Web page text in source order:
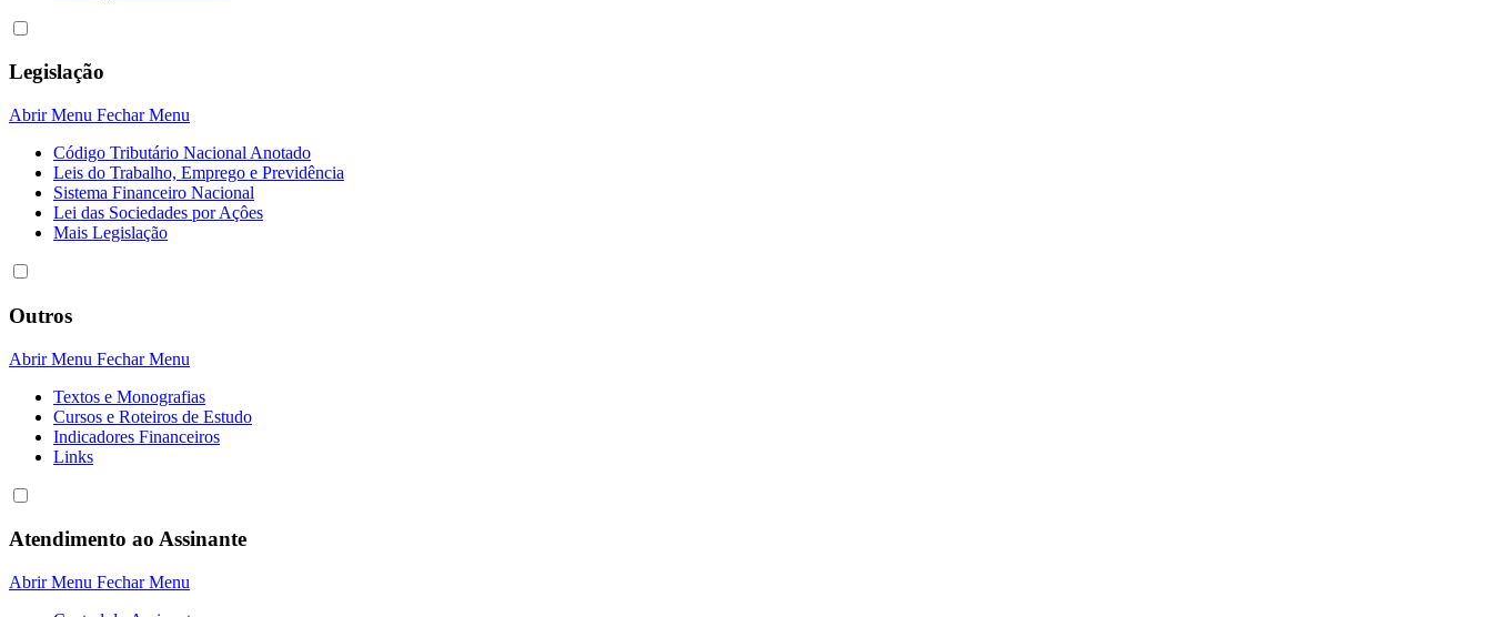
Legislação
Abrir Menu Fechar Menu
Código Tributário Nacional Anotado
Leis do Trabalho, Emprego e Previdência
Sistema Financeiro Nacional
Lei das Sociedades por Açôes
Mais Legislação
Outros
Abrir Menu Fechar Menu
Textos e Monografias
Cursos e Roteiros de Estudo
Indicadores Financeiros
Links
Atendimento ao Assinante
Abrir Menu Fechar Menu